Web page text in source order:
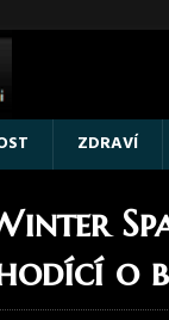
ZDRAVÍ
o